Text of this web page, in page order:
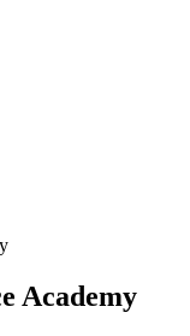
Academy